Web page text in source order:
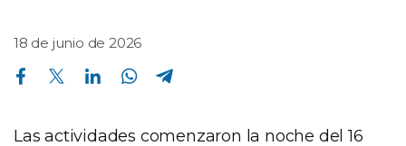
18 de junio de 2026
Compartir en Facebook Compartir en Twitter Compartir en Linkedin Compartir en Whatsapp
Las actividades comenzaron la noche del 16